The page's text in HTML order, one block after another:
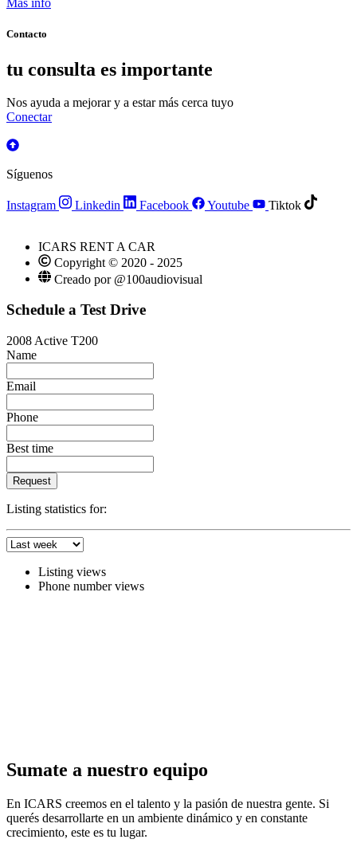
Más info
Contacto
tu consulta es importante
Nos ayuda a mejorar y a estar más cerca tuyo
Conectar
Síguenos
Instagram Linkedin Facebook Youtube Tiktok
ICARS RENT A CAR
Copyright © 2020 - 2025
Creado por @100audiovisual
Schedule a Test Drive
2008 Active T200
Name
Email
Phone
Best time
Request
Listing statistics for:
Listing views
Phone number views
Sumate a nuestro equipo
En ICARS creemos en el talento y la pasión de nuestra gente. Si
querés desarrollarte en un ambiente dinámico y en constante
crecimiento, este es tu lugar.